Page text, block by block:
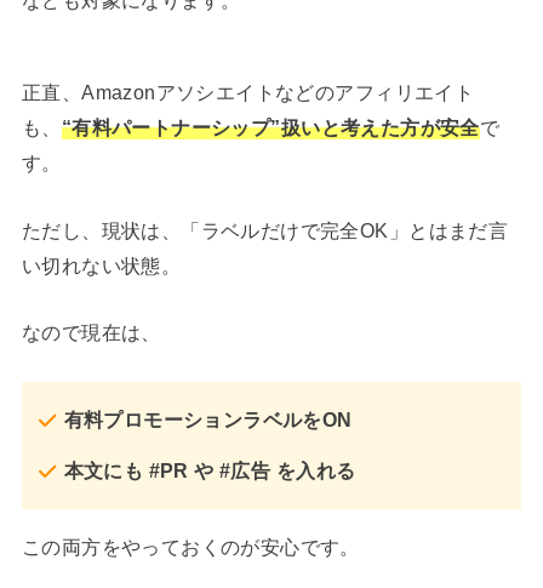
正直、Amazonアソシエイトなどのアフィリエイト
も、 “有料パートナーシップ”扱いと考えた方が安全で
す。
ただし、現状は、「ラベルだけで完全OK」とはまだ言
い切れない状態。
なので現在は、
有料プロモーションラベルをON
本文にも #PR や #広告 を入れる
この両方をやっておくのが安心です。